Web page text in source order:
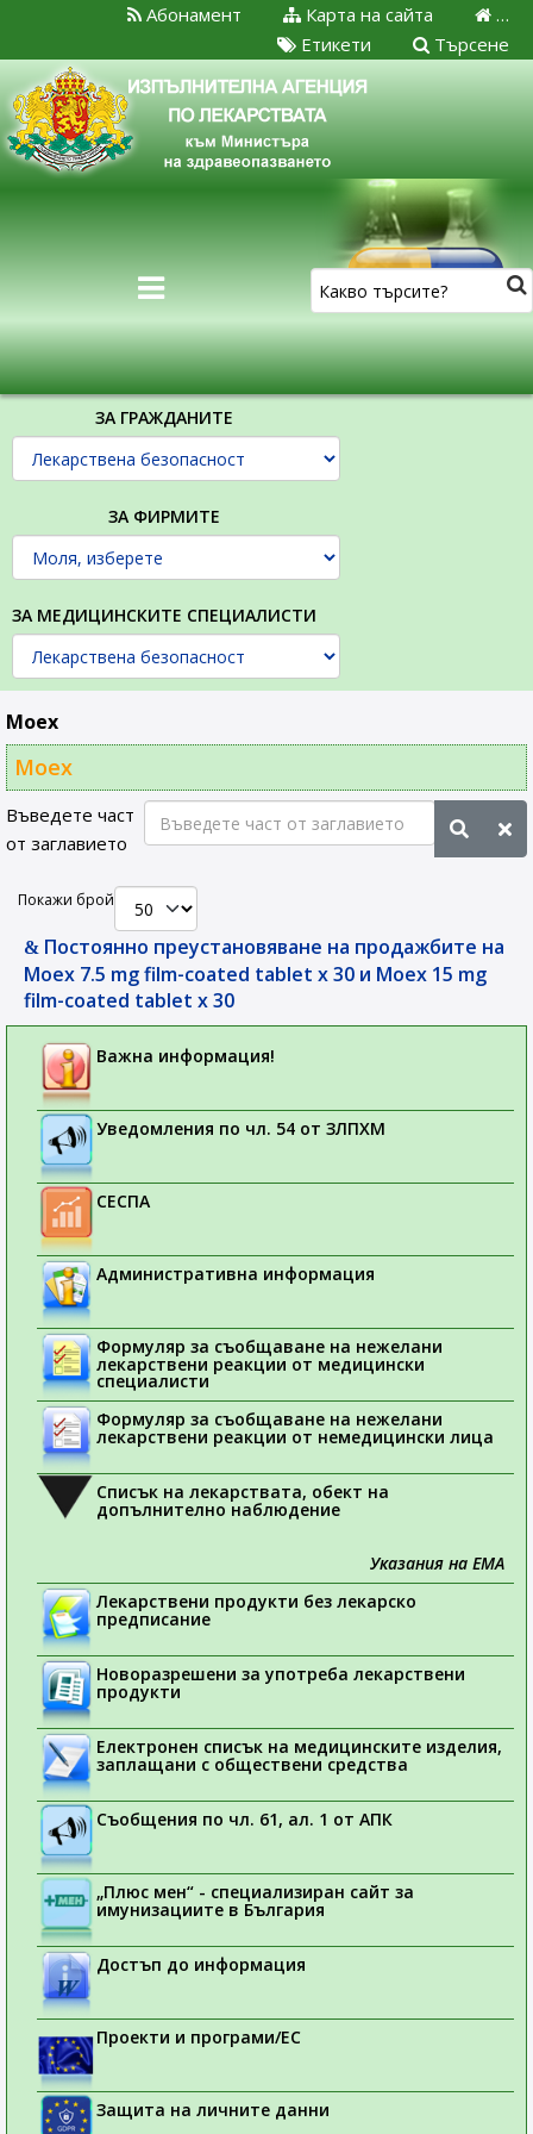
…
Карта на сайта
Абонамент
Търсене
Етикети
ЗА ГРАЖДАНИТЕ
ЗА ФИРМИТЕ
ЗА МЕДИЦИНСКИТЕ СПЕЦИАЛИСТИ
Moex
Moex
Въведете част
от заглавието
Покажи брой
Постоянно преустановяване на продажбите на
Moex 7.5 mg film-coated tablet x 30 и Moex 15 mg
film-coated tablet x 30
Важна информация!
Уведомления по чл. 54 от ЗЛПХМ
СЕСПА
Административна информация
Формуляр за съобщаване на нежелани
лекарствени реакции от медицински
специалисти
Формуляр за съобщаване на нежелани
лекарствени реакции от немедицински лица
Списък на лекарствата, обект на
допълнително наблюдение
Указания на ЕМА
Лекарствени продукти без лекарско
предписание
Новоразрешени за употреба лекарствени
продукти
Електронен списък на медицинските изделия,
заплащани с обществени средства
Съобщения по чл. 61, ал. 1 от АПК
„Плюс мен“ - специализиран сайт за
имунизациите в България
Достъп до информация
Проекти и програми/ЕС
Защита на личните данни